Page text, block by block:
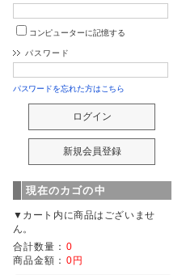
コンピューターに記憶する
パスワード
パスワードを忘れた方はこちら
現在のカゴの中
▼カート内に商品はございませ
ん。
合計数量： 0
商品金額： 0円